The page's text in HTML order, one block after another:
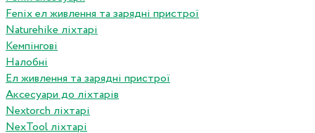
Fenix ел живлення та зарядні пристрої
Naturehike ліхтарі
Кемпінгові
Налобні
Ел живлення та зарядні пристрої
Аксесуари до ліхтарів
Nextorch ліхтарі
NexTool ліхтарі